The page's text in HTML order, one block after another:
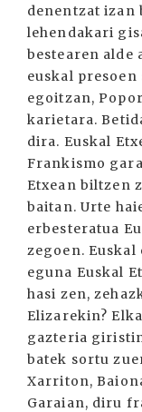
denentzat izan
lehendakari
bestearen alde
euskal
egoitzan,
karietara.
dira. Euskal
Frankismo
Etxean biltzen
baitan. Urte
erbesteratua
zegoen.
eguna Euskal
hasi zen,
Elizarekin?
gazteria
batek sortu
Xarriton,
Garaian, diru